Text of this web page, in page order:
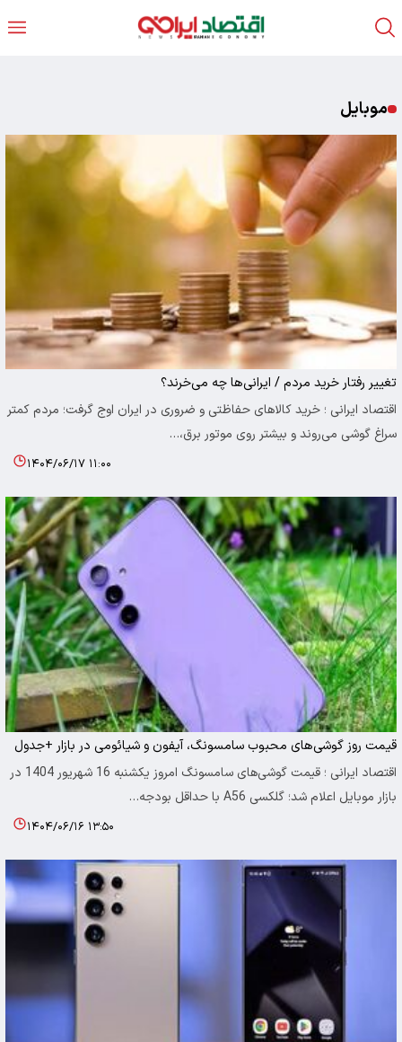
موبایل
تغییر رفتار خرید مردم / ایرانی‌ها چه می‌خرند؟
اقتصاد ایرانی ؛ خرید کالاهای حفاظتی و ضروری در ایران اوج گرفت؛ مردم کمتر
سراغ گوشی می‌روند و بیشتر روی موتور برق،…
۱۴۰۴/۰۶/۱۷ ۱۱:۰۰
قیمت روز گوشی‌های محبوب سامسونگ، آیفون و شیائومی در بازار +جدول
اقتصاد ایرانی ؛ قیمت گوشی‌های سامسونگ امروز یکشنبه 16 شهریور 1404 در
بازار موبایل اعلام شد؛ گلکسی A56 با حداقل بودجه…
۱۴۰۴/۰۶/۱۶ ۱۳:۵۰